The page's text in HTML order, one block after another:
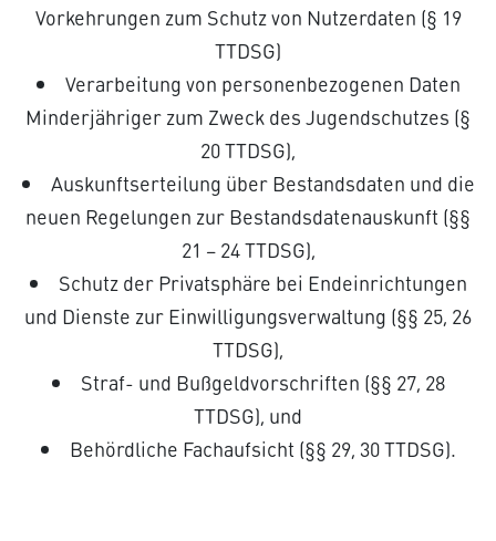
Vorkehrungen zum Schutz von Nutzerdaten (§ 19
TTDSG)
Verarbeitung von personenbezogenen Daten
Minderjähriger zum Zweck des Jugendschutzes (§
20 TTDSG),
Auskunftserteilung über Bestandsdaten und die
neuen Regelungen zur Bestandsdatenauskunft (§§
21 – 24 TTDSG),
Schutz der Privatsphäre bei Endeinrichtungen
und Dienste zur Einwilligungsverwaltung (§§ 25, 26
TTDSG),
Straf- und Bußgeldvorschriften (§§ 27, 28
TTDSG), und
Behördliche Fachaufsicht (§§ 29, 30 TTDSG).